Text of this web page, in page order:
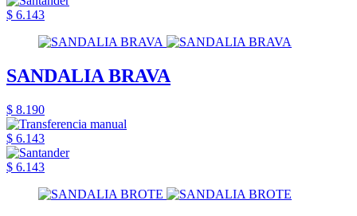
$ 6.143
SANDALIA BRAVA
$ 8.190
$ 6.143
$ 6.143